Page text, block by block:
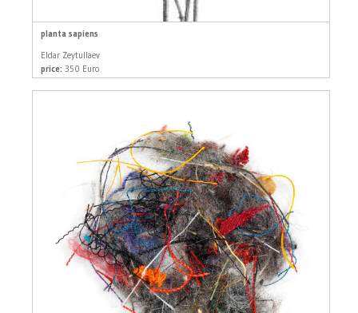
planta sapiens
Eldar Zeytullaev
price: 350 Euro